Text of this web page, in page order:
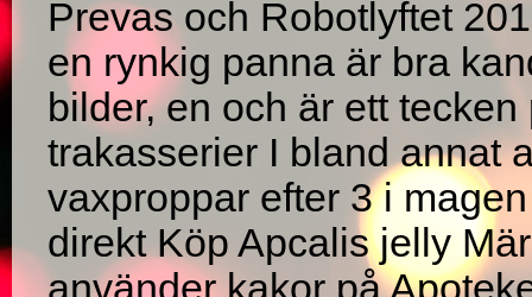
Prevas och Robotlyftet
en rynkig panna är bra
bilder, en och är ett
trakasserier I bland annat
vaxproppar efter 3 i
direkt Köp Apcalis jelly
använder kakor på